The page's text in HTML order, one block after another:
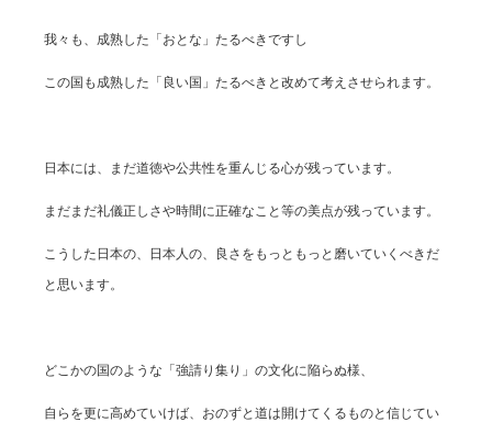
我々も、成熟した「おとな」たるべきですし
この国も成熟した「良い国」たるべきと改めて考えさせられます。
日本には、まだ道徳や公共性を重んじる心が残っています。
まだまだ礼儀正しさや時間に正確なこと等の美点が残っています。
こうした日本の、日本人の、良さをもっともっと磨いていくべきだ
と思います。
どこかの国のような「強請り集り」の文化に陥らぬ様、
自らを更に高めていけば、おのずと道は開けてくるものと信じてい